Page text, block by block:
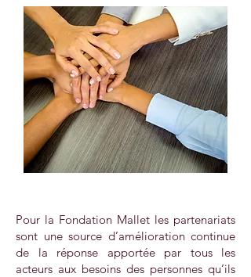
Pour la Fondation Mallet les partenariats
sont une source d’amélioration continue
de la réponse apportée par tous les
acteurs aux besoins des personnes qu’ils